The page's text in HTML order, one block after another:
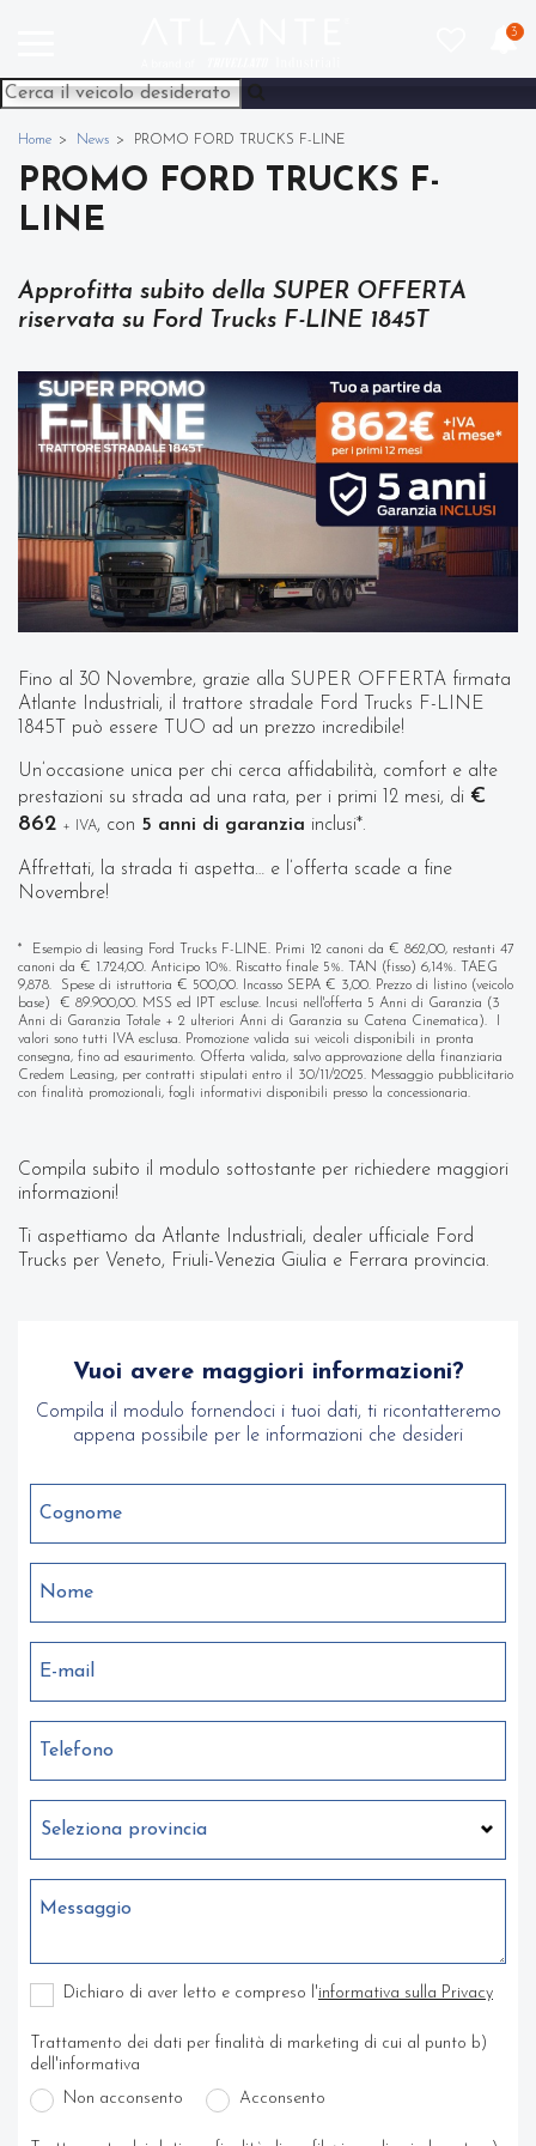
3
Home News PROMO FORD TRUCKS F-LINE
PROMO FORD TRUCKS F-
LINE
Approfitta subito della SUPER OFFERTA
riservata su Ford Trucks F-LINE 1845T
Fino al 30 Novembre, grazie alla SUPER OFFERTA firmata
Atlante Industriali, il trattore stradale Ford Trucks F-LINE
1845T può essere TUO ad un prezzo incredibile!
Un’occasione unica per chi cerca affidabilità, comfort e alte
prestazioni su strada ad una rata, per i primi 12 mesi, di €
862 + IVA, con 5 anni di garanzia inclusi*.
Affrettati, la strada ti aspetta… e l’offerta scade a fine
Novembre!
* Esempio di leasing Ford Trucks F-LINE. Primi 12 canoni da € 862,00, restanti 47
canoni da € 1.724,00. Anticipo 10%. Riscatto finale 5%. TAN (fisso) 6,14%. TAEG
9,878. Spese di istruttoria € 500,00. Incasso SEPA € 3,00. Prezzo di listino (veicolo
base) € 89.900,00. MSS ed IPT escluse. Incusi nell'offerta 5 Anni di Garanzia (3
Anni di Garanzia Totale + 2 ulteriori Anni di Garanzia su Catena Cinematica). I
valori sono tutti IVA esclusa. Promozione valida sui veicoli disponibili in pronta
consegna, fino ad esaurimento. Offerta valida, salvo approvazione della finanziaria
Credem Leasing, per contratti stipulati entro il 30/11/2025. Messaggio pubblicitario
con finalità promozionali, fogli informativi disponibili presso la concessionaria.
Compila subito il modulo sottostante per richiedere maggiori
informazioni!
Ti aspettiamo da Atlante Industriali, dealer ufficiale Ford
Trucks per Veneto, Friuli-Venezia Giulia e Ferrara provincia.
Vuoi avere maggiori informazioni?
Compila il modulo fornendoci i tuoi dati, ti ricontatteremo
appena possibile per le informazioni che desideri
Cognome
Nome
E-mail
Telefono
Messaggio
Dichiaro di aver letto e compreso l'informativa sulla Privacy
Trattamento dei dati per finalità di marketing di cui al punto b)
dell'informativa
Non acconsento
Acconsento